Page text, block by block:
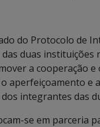
do Protocolo de
duas instituições
a cooperação e
aperfeiçoamento e
integrantes das
se em parceria